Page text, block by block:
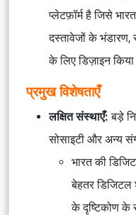
प्लेटफ़ॉर्म है जिसे
दस्तावेजों के
के लिए डिज़ाइन किया
प्रमुख विशेषताएँ
लक्षित संस्थाएँ:बड़े
सोसाइटी और अन्य
भारत की
बेहतर
के दृष्टिकोण के